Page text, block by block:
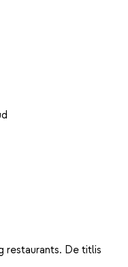
restaurants. De titlis